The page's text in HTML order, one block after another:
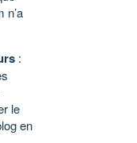
n’a
:
le
en